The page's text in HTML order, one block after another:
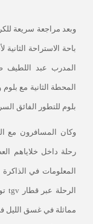
وبعد مراجعة سريعة
باحة الاستراحة
المدرب عبد اللطيف
المحطة الثانية مع
بلوم للتطور الفائق
وكان المسافرون مع
رحلة داخل خلاياهم
المعلومات في
الرحلة عبر قطارtgv
مماثلة في غسق الليل